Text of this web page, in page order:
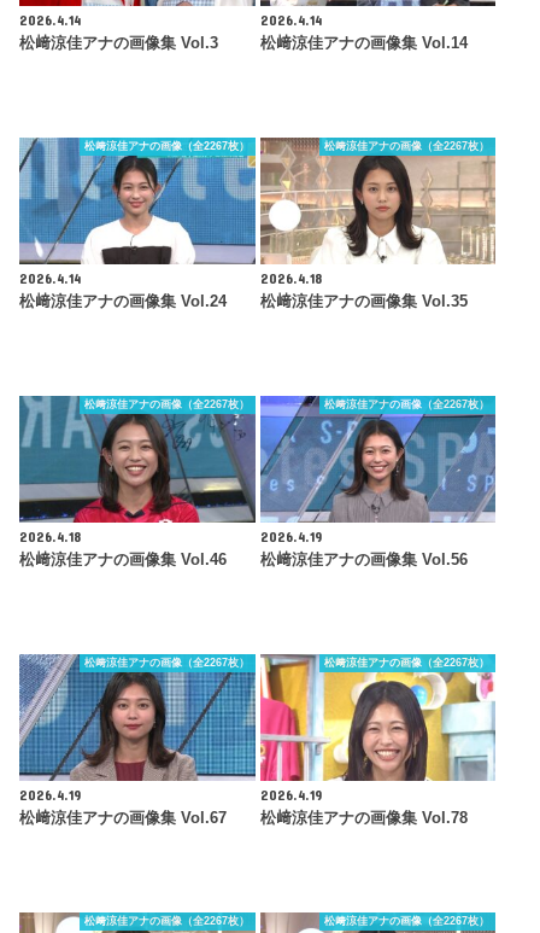
2026.4.14
松﨑涼佳アナの画像集 Vol.3
2026.4.14
松﨑涼佳アナの画像集 Vol.14
松﨑涼佳アナの画像（全2267枚）
2026.4.14
松﨑涼佳アナの画像集 Vol.24
松﨑涼佳アナの画像（全2267枚）
2026.4.18
松﨑涼佳アナの画像集 Vol.35
松﨑涼佳アナの画像（全2267枚）
2026.4.18
松﨑涼佳アナの画像集 Vol.46
松﨑涼佳アナの画像（全2267枚）
2026.4.19
松﨑涼佳アナの画像集 Vol.56
松﨑涼佳アナの画像（全2267枚）
2026.4.19
松﨑涼佳アナの画像集 Vol.67
松﨑涼佳アナの画像（全2267枚）
2026.4.19
松﨑涼佳アナの画像集 Vol.78
松﨑涼佳アナの画像（全2267枚） 松﨑涼佳アナの画像（全2267枚）